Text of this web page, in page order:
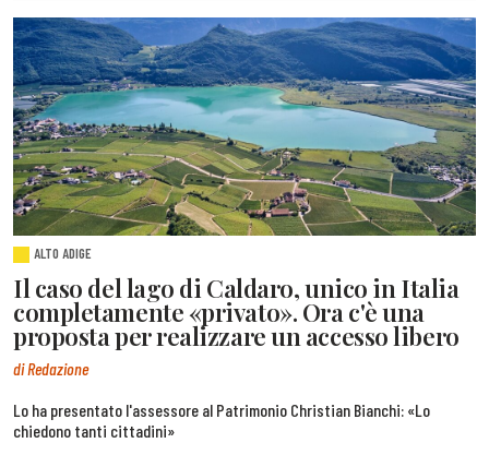
ALTO ADIGE
Il caso del lago di Caldaro, unico in Italia
completamente «privato». Ora c'è una
proposta per realizzare un accesso libero
di Redazione
Lo ha presentato l'assessore al Patrimonio Christian Bianchi: «Lo
chiedono tanti cittadini»